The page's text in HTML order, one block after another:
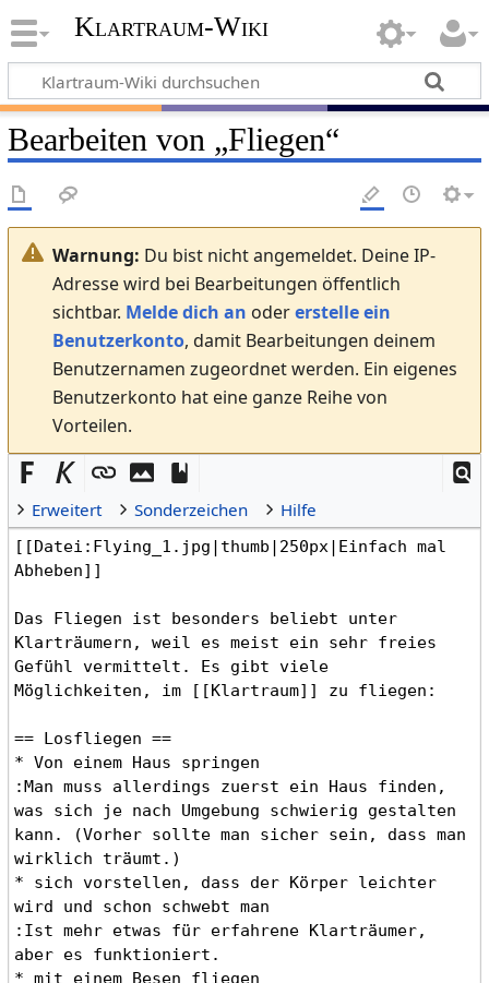
Klartraum-Wiki
Bearbeiten von „Fliegen“
Warnung: Du bist nicht angemeldet. Deine IP-
Adresse wird bei Bearbeitungen öffentlich
sichtbar. Melde dich an odererstelle ein
Benutzerkonto, damit Bearbeitungen deinem
Benutzernamen zugeordnet werden. Ein eigenes
Benutzerkonto hat eine ganze Reihe von
Vorteilen.
Erweitert Sonderzeichen Hilfe